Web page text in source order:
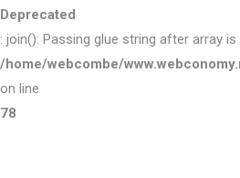
Deprecated
: join(): Passing glue string after array
/home/webcombe/
on line
78